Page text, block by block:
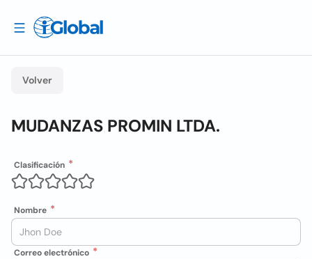
Volver
MUDANZAS PROMIN LTDA.
Clasificación
Nombre
Correo electrónico